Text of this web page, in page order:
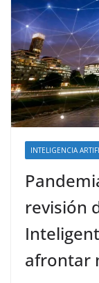
INTELIGENCIA
revisión
afrontar